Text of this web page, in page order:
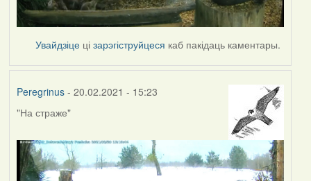
Увайдзіце цізарэгіструйцеся каб пакідаць каментары.
Peregrinus- 20.02.2021 - 15:23
"На страже"